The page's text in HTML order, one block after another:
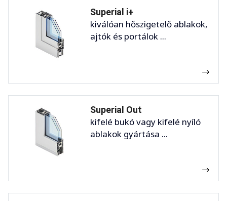
Superial i+
kiválóan hőszigetelő ablakok,
ajtók és portálok ...
Superial Out
kifelé bukó vagy kifelé nyíló
ablakok gyártása ...